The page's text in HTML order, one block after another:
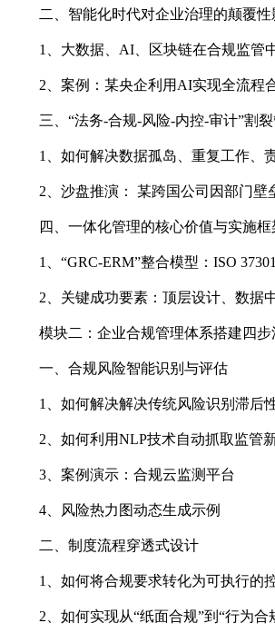
二、智能化时代对企业治理的颠覆性
1、大数据、AI、区块链在合规监管
2、案例：某央企利用AI实现全流程
三、“法务-合规-风险-内控-审计”割裂
1、如何解决数据孤岛、重复工作、
2、沙盘推演： 某跨国公司因部门壁
四、一体化管理的核心价值与实施框
1、“GRC-ERM”整合模型：ISO 37301
2、关键成功要素：顶层设计、数据中
模块二：企业合规管理体系搭建四步
一、合规风险智能识别与评估
1、如何解决解决传统风险识别滞后
2、如何利用NLP技术自动抓取监管
3、案例演示：合规云监测平台
4、风险热力图动态生成示例
二、制度流程穿透式设计
1、如何将合规要求转化为可执行的
2、如何实现从“纸面合规”到“行为合